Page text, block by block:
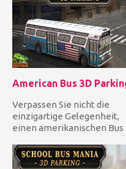
American Bus 3D
Verpassen Sie nicht die
einzigartige Gelegenheit,
einen amerikanischen Bus